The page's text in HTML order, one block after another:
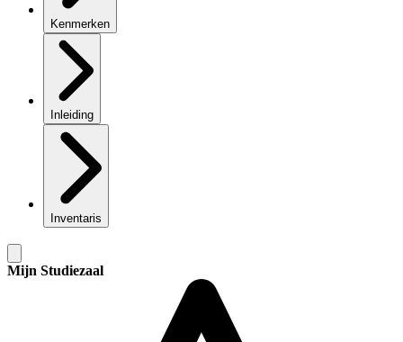
Kenmerken
Inleiding
Inventaris
Mijn Studiezaal